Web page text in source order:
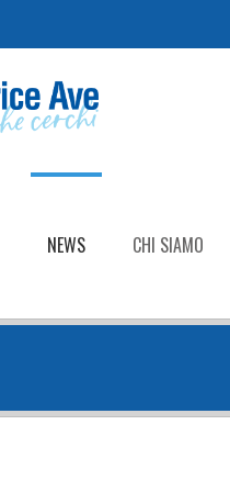
NEWS CHI SIAMO